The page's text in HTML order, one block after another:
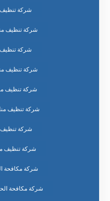
شركة تنظيف
شركة تنظيف
شركة
شركة تنظيف
شركة تنظيف
شركة تنظيف
شركة
شركة تنظيف
شركة مكافحة
شركة مكافحة